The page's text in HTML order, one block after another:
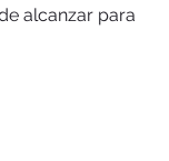
alcanzar para